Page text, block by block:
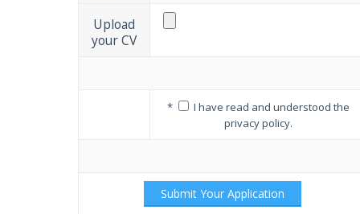
Upload
your CV
*
I have read and understood the
privacy policy.